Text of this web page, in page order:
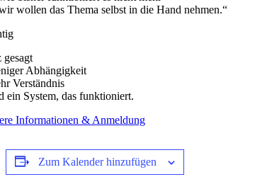
wollen das Thema selbst in die Hand nehmen.“
Abhängigkeit
Verständnis
ein System, das funktioniert.
Informationen & Anmeldung
Zum Kalender hinzufügen